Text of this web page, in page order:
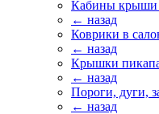
Кабины крыши
← назад
Коврики в
← назад
Крышки
← назад
Пороги, дуги,
← назад